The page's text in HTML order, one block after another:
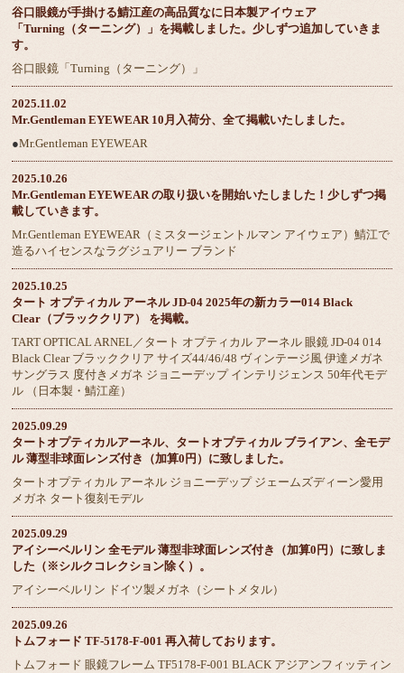
谷口眼鏡が手掛ける鯖江産の高品質なに日本製アイウェア
「Turning（ターニング）」を掲載しました。少しずつ追加していきま
す。
谷口眼鏡「Turning（ターニング）」
2025.11.02
Mr.Gentleman EYEWEAR 10月入荷分、全て掲載いたしました。
●Mr.Gentleman EYEWEAR
2025.10.26
Mr.Gentleman EYEWEAR の取り扱いを開始いたしました！少しずつ掲
載していきます。
Mr.Gentleman EYEWEAR（ミスタージェントルマン アイウェア）鯖江で
造るハイセンスなラグジュアリー ブランド
2025.10.25
タート オプティカル アーネル JD-04 2025年の新カラー014 Black
Clear（ブラッククリア） を掲載。
TART OPTICAL ARNEL／タート オプティカル アーネル 眼鏡 JD-04 014
Black Clear ブラッククリア サイズ44/46/48 ヴィンテージ風 伊達メガネ
サングラス 度付きメガネ ジョニーデップ インテリジェンス 50年代モデ
ル （日本製・鯖江産）
2025.09.29
タートオプティカルアーネル、タートオプティカル ブライアン、全モデ
ル 薄型非球面レンズ付き（加算0円）に致しました。
タートオプティカル アーネル ジョニーデップ ジェームズディーン愛用
メガネ タート復刻モデル
2025.09.29
アイシーベルリン 全モデル 薄型非球面レンズ付き（加算0円）に致しま
した（※シルクコレクション除く）。
アイシーベルリン ドイツ製メガネ（シートメタル）
2025.09.26
トムフォード TF-5178-F-001 再入荷しております。
トムフォード 眼鏡フレーム TF5178-F-001 BLACK アジアンフィッティン